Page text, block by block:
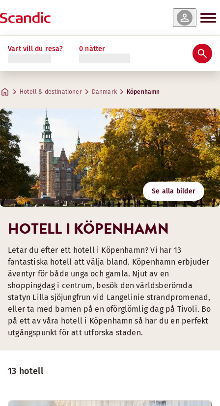
Vart vill du resa? 0 nätter
Hotell & destinationer Danmark Köpenhamn
Se alla bilder
13 hotell
HOTELL I KÖPENHAMN
Letar du efter ett hotell i Köpenhamn? Vi har 13
fantastiska hotell att välja bland. Köpenhamn erbjuder
äventyr för både unga och gamla. Njut av en
shoppingdag i centrum, besök den världsberömda
statyn Lilla sjöjungfrun vid Langelinie strandpromenad,
eller ta med barnen på en oförglömlig dag på Tivoli. Bo
på ett av våra hotell i Köpenhamn så har du en perfekt
utgångspunkt för att utforska staden.